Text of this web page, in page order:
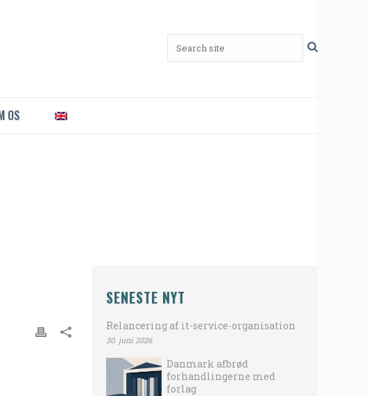
OS
SENESTE NYT
Relancering af it-service-organisation
30. juni 2026
Danmark afbrød
forhandlingerne med
forlag